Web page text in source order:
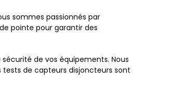
sommes passionnés par
de pointe pour garantir des
de vos équipements. Nous
de capteurs disjoncteurs sont